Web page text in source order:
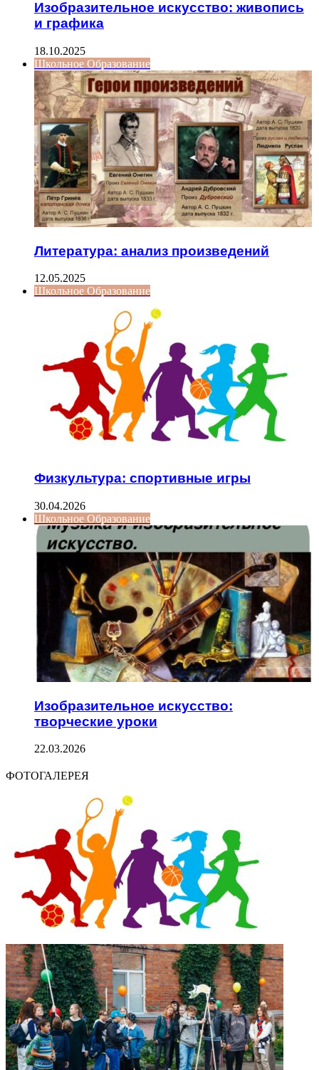
Изобразительное искусство: живопись
и графика
18.10.2025
Школьное Образование
Литература: анализ произведений
12.05.2025
Школьное Образование
Физкультура: спортивные игры
30.04.2026
Школьное Образование
Изобразительное искусство:
творческие уроки
22.03.2026
ФОТОГАЛЕРЕЯ